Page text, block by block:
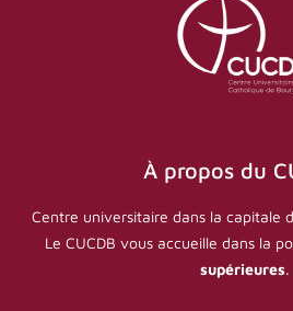
À propos du
Centre universitaire dans la capitale
Le CUCDB vous accueille dans la
supérieures.